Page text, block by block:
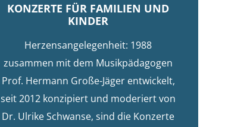
KONZERTE FÜR FAMILIEN UND
KINDER
Herzensangelegenheit: 1988
zusammen mit dem Musikpädagogen
Prof. Hermann Große-Jäger entwickelt,
seit 2012 konzipiert und moderiert von
Dr. Ulrike Schwanse, sind die Konzerte